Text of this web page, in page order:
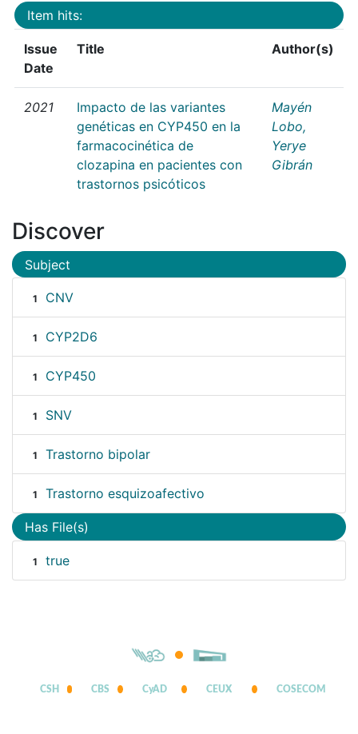
Item hits:
Issue
Date
Title Author(s)
2021
Impacto de las variantes
genéticas en CYP450 en la
farmacocinética de
clozapina en pacientes con
trastornos psicóticos
Mayén
Lobo,
Yerye
Gibrán
Discover
Subject
1 CNV
1 CYP2D6
1 CYP450
1 SNV
1 Trastorno bipolar
1 Trastorno esquizoafectivo
Has File(s)
1 true
CSH CBS CyAD CEUX COSECOM